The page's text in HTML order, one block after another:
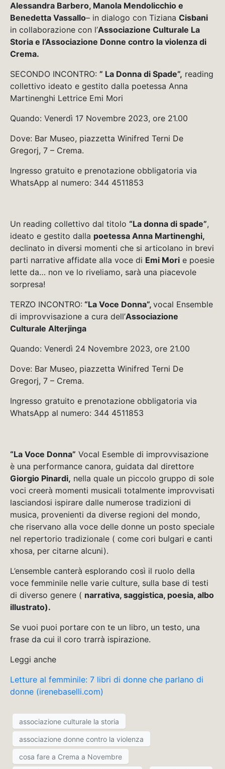
Alessandra Barbero, Manola Mendolicchio e
Benedetta Vassallo– in dialogo con Tiziana Cisbani
in collaborazione con l’Associazione Culturale La
Storia e l’Associazione Donne contro la violenza di
Crema.
SECONDO INCONTRO: ” La Donna di Spade”, reading
collettivo ideato e gestito dalla poetessa Anna
Martinenghi Lettrice Emi Mori
Quando: Venerdì 17 Novembre 2023, ore 21.00
Dove: Bar Museo, piazzetta Winifred Terni De
Gregorj, 7 – Crema.
Ingresso gratuito e prenotazione obbligatoria via
WhatsApp al numero: 344 4511853
Un reading collettivo dal titolo “La donna di spade”,
ideato e gestito dalla poetessa Anna Martinenghi,
declinato in diversi momenti che si articolano in brevi
parti narrative affidate alla voce di Emi Mori e poesie
lette da… non ve lo riveliamo, sarà una piacevole
sorpresa!
TERZO INCONTRO: “La Voce Donna”, vocal Ensemble
di improvvisazione a cura dell’Associazione
Culturale Alterjinga
Quando: Venerdì 24 Novembre 2023, ore 21.00
Dove: Bar Museo, piazzetta Winifred Terni De
Gregorj, 7 – Crema.
Ingresso gratuito e prenotazione obbligatoria via
WhatsApp al numero: 344 4511853
“La Voce Donna” Vocal Esemble di improvvisazione
è una performance canora, guidata dal direttore
Giorgio Pinardi, nella quale un piccolo gruppo di sole
voci creerà momenti musicali totalmente improvvisati
lasciandosi ispirare dalle numerose tradizioni di
musica, provenienti da diverse regioni del mondo,
che riservano alla voce delle donne un posto speciale
nel repertorio tradizionale ( come cori bulgari e canti
xhosa, per citarne alcuni).
L’ensemble canterà esplorando così il ruolo della
voce femminile nelle varie culture, sulla base di testi
di diverso genere ( narrativa, saggistica, poesia, albo
illustrato).
Se vuoi puoi portare con te un libro, un testo, una
frase da cui il coro trarrà ispirazione.
Leggi anche
Letture al femminile: 7 libri di donne che parlano di
donne (irenebaselli.com)
associazione culturale la storia
associazione donne contro la violenza
cosa fare a Crema a Novembre